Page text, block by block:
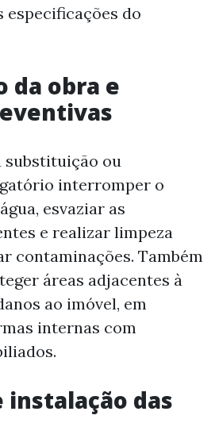
especificações do
da obra e
substituição ou
interromper o
esvaziar as
e realizar limpeza
contaminações. Também
áreas adjacentes à
ao imóvel, em
internas com
instalação das